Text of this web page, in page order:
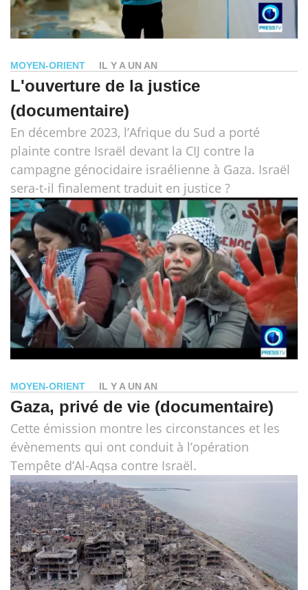
MOYEN-ORIENT IL Y A UN AN
L'ouverture de la justice
(documentaire)
En décembre 2023, l’Afrique du Sud a porté
plainte contre Israël devant la CIJ contre la
campagne génocidaire israélienne à Gaza. Israël
sera-t-il finalement traduit en justice ?
MOYEN-ORIENT IL Y A UN AN
Gaza, privé de vie (documentaire)
Cette émission montre les circonstances et les
évènements qui ont conduit à l’opération
Tempête d’Al-Aqsa contre Israël.